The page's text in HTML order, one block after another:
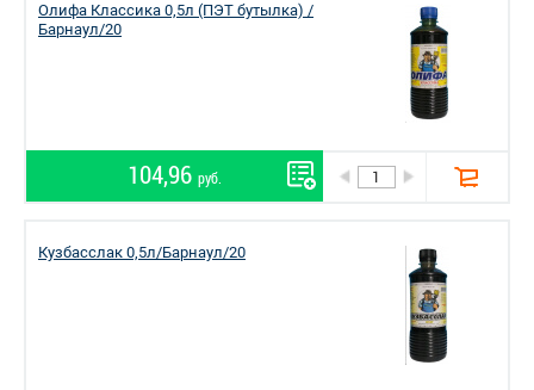
Олифа Классика 0,5л (ПЭТ бутылка) /
Барнаул/20
104,96 руб.
Кузбасслак 0,5л/Барнаул/20